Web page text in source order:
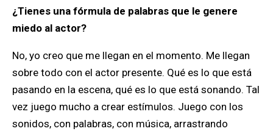
¿Tienes una fórmula de palabras que le genere
miedo al actor?
No, yo creo que me llegan en el momento. Me llegan
sobre todo con el actor presente. Qué es lo que está
pasando en la escena, qué es lo que está sonando. Tal
vez juego mucho a crear estímulos. Juego con los
sonidos, con palabras, con música, arrastrando